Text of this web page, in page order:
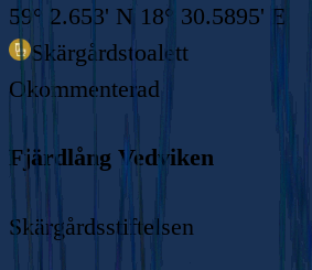
59° 2.653' N 18° 30.5895' E
Skärgårdstoalett
Okommenterad
Fjärdlång Vedviken
Skärgårdsstiftelsen